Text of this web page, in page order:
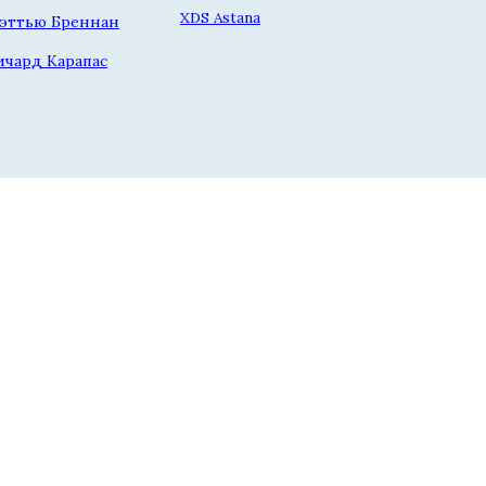
Бреннан
Карапас
XDS Astana